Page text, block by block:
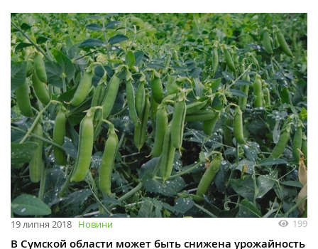
19 липня 2018 Новини 199
В Сумской области может быть снижена урожайность